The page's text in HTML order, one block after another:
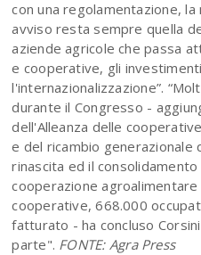
con una regolamentazione,
avviso resta sempre quella
aziende agricole che passa
e cooperative, gli
l'internazionalizzazione”.
durante il Congresso -
dell'Alleanza delle
e del ricambio generazionale
rinascita ed il
cooperazione
cooperative, 668.000
fatturato - ha concluso
parte". FONTE: Agra Press